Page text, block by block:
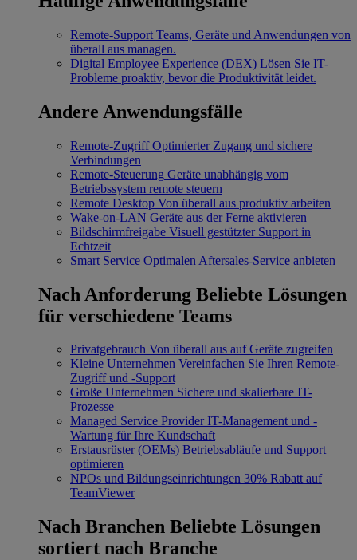
Remote-Support Teams, Geräte und Anwendungen von
überall aus managen.
Digital Employee Experience (DEX) Lösen Sie IT-
Probleme proaktiv, bevor die Produktivität leidet.
Andere Anwendungsfälle
Remote-Zugriff Optimierter Zugang und sichere
Verbindungen
Remote-Steuerung Geräte unabhängig vom
Betriebssystem remote steuern
Remote Desktop Von überall aus produktiv arbeiten
Wake-on-LAN Geräte aus der Ferne aktivieren
Bildschirmfreigabe Visuell gestützter Support in
Echtzeit
Smart Service Optimalen Aftersales-Service anbieten
Nach Anforderung Beliebte Lösungen
für verschiedene Teams
Privatgebrauch Von überall aus auf Geräte zugreifen
Kleine Unternehmen Vereinfachen Sie Ihren Remote-
Zugriff und -Support
Große Unternehmen Sichere und skalierbare IT-
Prozesse
Managed Service Provider IT-Management und -
Wartung für Ihre Kundschaft
Erstausrüster (OEMs) Betriebsabläufe und Support
optimieren
NPOs und Bildungseinrichtungen 30% Rabatt auf
TeamViewer
Nach Branchen Beliebte Lösungen
sortiert nach Branche